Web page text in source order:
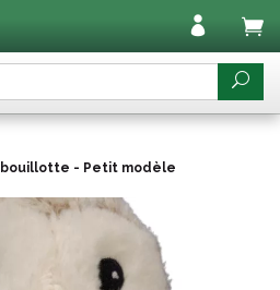
bouillotte - Petit modèle